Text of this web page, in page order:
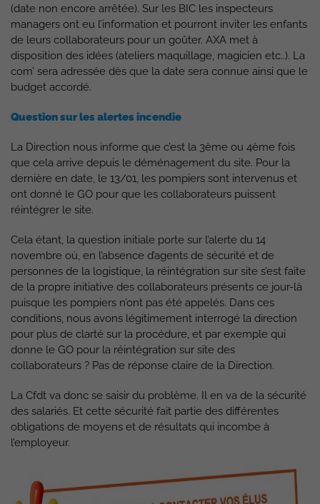
(date non encore arrêtée). Sur les BIC les inspecteurs
managers ont eu l’information et pourront inviter les enfants
de leurs collaborateurs pour un goûter. AXA met à
disposition des idées (ateliers maquillage, magicien etc..). La
com’ sera adressée dès que la date sera connue ainsi que le
budget accordé.
Question sur les alertes incendie
La Direction nous informe que c’est la 3ème ou 4ème fois
que cela arrive depuis le déménagement du site. Pour la
dernière en date, le 13/01, les pompiers sont intervenus et
ont donné le GO pour que les collaborateurs puissent
réintégrer le site.
Cela étant, la question initiale porte sur l’alerte du 14
novembre où, en l’absence d’agents de sécurité et de
personnes de la logistique, la réintégration sur site s’est faite
de la propre initiative des collaborateurs présents ce jour-là
puisque les pompiers n’ont pas été appelés. Dans ces
conditions, nous avons légitimement interrogé la direction
pour plus de clarté sur la procédure, et par exemple qui
donne le GO pour la réintégration sur site des
collaborateurs ? Pas de réponse claire de la Direction.
La Cfdt va donc se saisir du problème. Il en va de la sécurité
des salariés. Et cette sécurité fait partie des différentes
obligations de moyens et de résultats qui incombe à
l’employeur.